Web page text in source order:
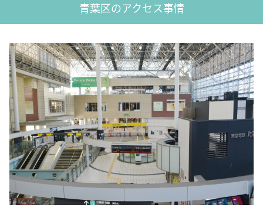
青葉区のアクセス事情